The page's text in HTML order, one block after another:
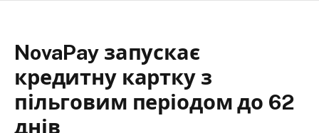
NovaPay запускає
кредитну картку з
пільговим періодом до 62
днів